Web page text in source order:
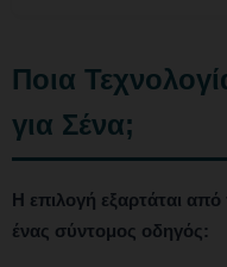
Ποια
για Σένα;
Η επιλογή εξαρτάται
ένας σύντομος οδηγός: